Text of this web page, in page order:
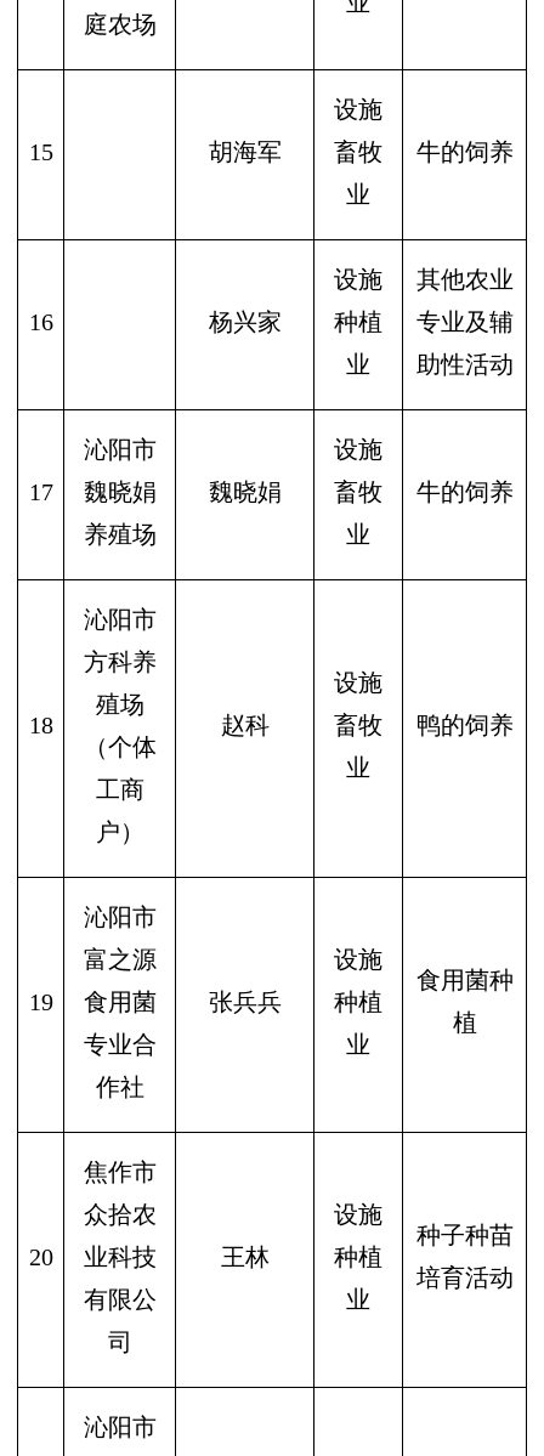
庭农场
15 胡海军
设施
畜牧
业
牛的饲养
16 杨兴家
设施
种植
业
其他农业
专业及辅
助性活动
17
沁阳市
魏晓娟
养殖场
魏晓娟
设施
畜牧
业
牛的饲养
18
沁阳市
方科养
殖场
（个体
工商
户）
赵科
设施
畜牧
业
鸭的饲养
19
沁阳市
富之源
食用菌
专业合
作社
张兵兵
设施
种植
业
食用菌种
植
20
焦作市
众拾农
业科技
有限公
司
王林
设施
种植
业
种子种苗
培育活动
沁阳市